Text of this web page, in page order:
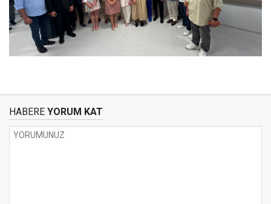
HABERE YORUM KAT